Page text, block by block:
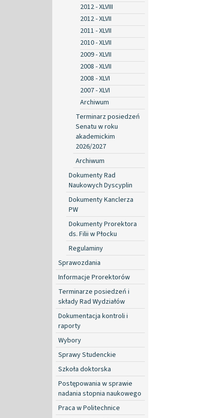
2012 - XLVIII
2012 - XLVII
2011 - XLVII
2010 - XLVII
2009 - XLVII
2008 - XLVII
2008 - XLVI
2007 - XLVI
Archiwum
Terminarz posiedzeń
Senatu w roku
akademickim
2026/2027
Archiwum
Dokumenty Rad
Naukowych Dyscyplin
Dokumenty Kanclerza
PW
Dokumenty Prorektora
ds. Filii w Płocku
Regulaminy
Sprawozdania
Informacje Prorektorów
Terminarze posiedzeń i
składy Rad Wydziałów
Dokumentacja kontroli i
raporty
Wybory
Sprawy Studenckie
Szkoła doktorska
Postępowania w sprawie
nadania stopnia naukowego
Praca w Politechnice